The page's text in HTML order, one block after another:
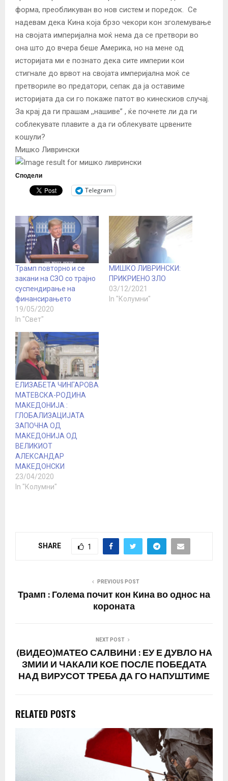
форма, преобликуван во нов систем и поредок. Се
надевам дека Кина која брзо чекори кон зголемување
на својата империјална моќ нема да се претвори во
она што до вчера беше Америка, но на мене од
историјата ми е познато дека сите империи кои
стигнале до врвот на својата империјална моќ се
претвориле во предатори, сепак да ја оставиме
историјата да си го покаже патот во кинескиов случај.
За крај да ги прашам ,,нашиве” , ќе почнете ли да ги
соблекувате плавите а да ги облекувате црвените
кошули?
Мишко Ливрински
Сподели
Telegram
Трамп повторно и се
закани на СЗО со трајно
суспендирање на
финансирањето
19/05/2020
In "Свет"
МИШКО ЛИВРИНСКИ:
ПРИКРИЕНО ЗЛО
03/12/2021
In "Колумни"
ЕЛИЗАБЕТА ЧИНГАРОВА
МАТЕВСКА-РОДИНА
МАКЕДОНИЈА :
ГЛОБАЛИЗАЦИЈАТА
ЗАПОЧНА ОД
МАКЕДОНИЈА ОД
ВЕЛИКИОТ
АЛЕКСАНДАР
МАКЕДОНСКИ
23/04/2020
In "Колумни"
SHARE 1
PREVIOUS POST
Трамп : Голема почит кон Кина во однос на
короната
NEXT POST
(ВИДЕО)МАТЕО САЛВИНИ : ЕУ Е ДУВЛО НА
ЗМИИ И ЧАКАЛИ КОЕ ПОСЛЕ ПОБЕДАТА
НАД ВИРУСОТ ТРЕБА ДА ГО НАПУШТИМЕ
RELATED POSTS